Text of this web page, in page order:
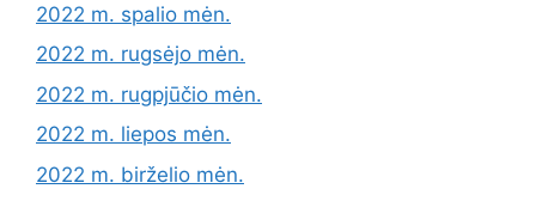
2022 m. spalio mėn.
2022 m. rugsėjo mėn.
2022 m. rugpjūčio mėn.
2022 m. liepos mėn.
2022 m. birželio mėn.